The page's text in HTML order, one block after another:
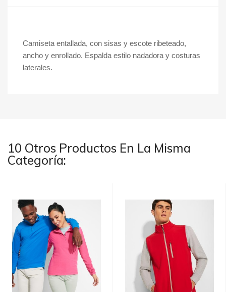
Camiseta entallada, con sisas y escote ribeteado,
ancho y enrollado. Espalda estilo nadadora y costuras
laterales.
10 Otros Productos En La Misma
Categoría: